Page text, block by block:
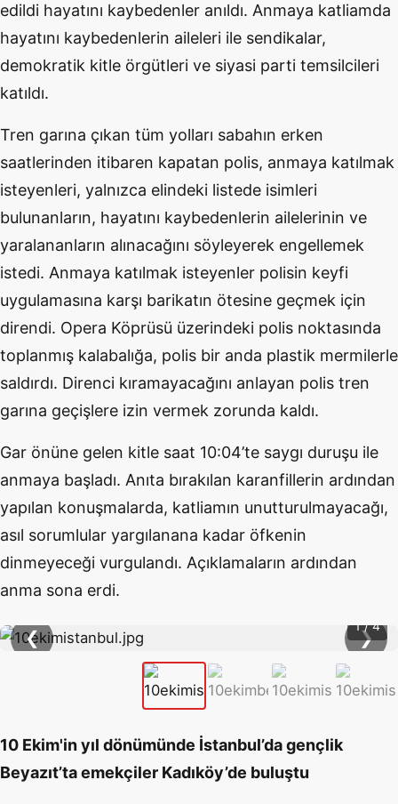
edildi hayatını kaybedenler anıldı. Anmaya katliamda
hayatını kaybedenlerin aileleri ile sendikalar,
demokratik kitle örgütleri ve siyasi parti temsilcileri
katıldı.
Tren garına çıkan tüm yolları sabahın erken
saatlerinden itibaren kapatan polis, anmaya katılmak
isteyenleri, yalnızca elindeki listede isimleri
bulunanların, hayatını kaybedenlerin ailelerinin ve
yaralananların alınacağını söyleyerek engellemek
istedi. Anmaya katılmak isteyenler polisin keyfi
uygulamasına karşı barikatın ötesine geçmek için
direndi. Opera Köprüsü üzerindeki polis noktasında
toplanmış kalabalığa, polis bir anda plastik mermilerle
saldırdı. Direnci kıramayacağını anlayan polis tren
garına geçişlere izin vermek zorunda kaldı.
Gar önüne gelen kitle saat 10:04’te saygı duruşu ile
anmaya başladı. Anıta bırakılan karanfillerin ardından
yapılan konuşmalarda, katliamın unutturulmayacağı,
asıl sorumlular yargılanana kadar öfkenin
dinmeyeceği vurgulandı. Açıklamaların ardından
anma sona erdi.
❮ ❯
1 / 4
10 Ekim'in yıl dönümünde İstanbul’da gençlik
Beyazıt’ta emekçiler Kadıköy’de buluştu